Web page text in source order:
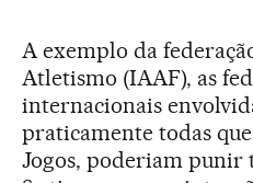
A exemplo da
Atletismo (IAAF), as
internacionais
praticamente todas
Jogos, poderiam punir